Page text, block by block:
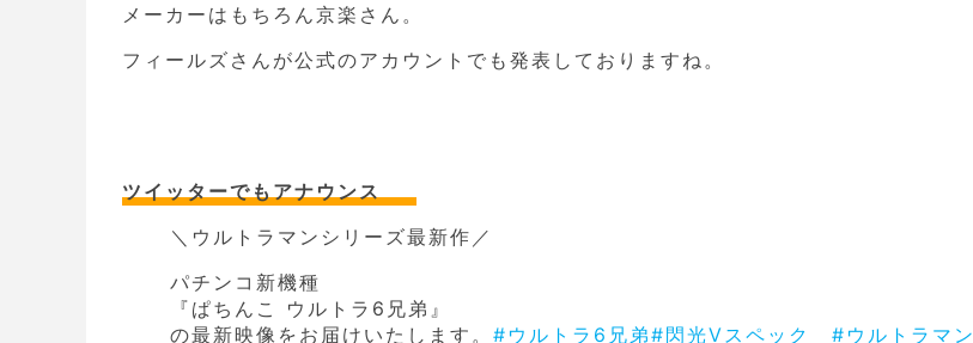
メーカーはもちろん京楽さん。
フィールズさんが公式のアカウントでも発表しておりますね。
ツイッターでもアナウンス
＼ウルトラマンシリーズ最新作／
パチンコ新機種
『ぱちんこ ウルトラ6兄弟』
の最新映像をお届けいたします。 #ウルトラ6兄弟#閃光Vスペック #ウルトラマン